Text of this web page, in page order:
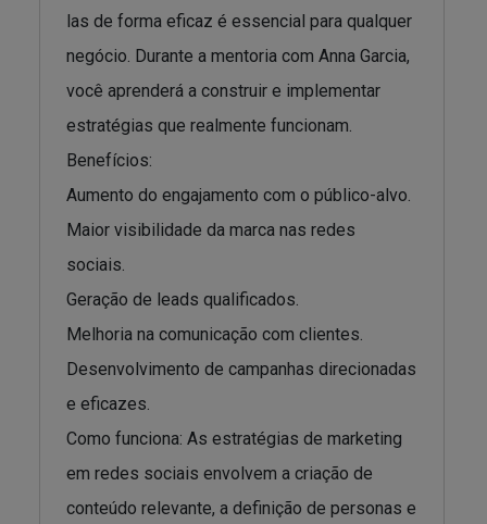
las de forma eficaz é essencial para qualquer
negócio. Durante a mentoria com Anna Garcia,
você aprenderá a construir e implementar
estratégias que realmente funcionam.
Benefícios:
Aumento do engajamento com o público-alvo.
Maior visibilidade da marca nas redes
sociais.
Geração de leads qualificados.
Melhoria na comunicação com clientes.
Desenvolvimento de campanhas direcionadas
e eficazes.
Como funciona: As estratégias de marketing
em redes sociais envolvem a criação de
conteúdo relevante, a definição de personas e